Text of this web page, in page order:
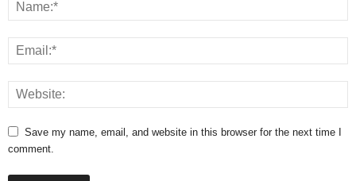
Save my name, email, and website in this browser for the next time I
comment.